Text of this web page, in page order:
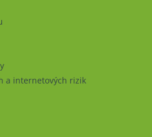
a internetových rizik